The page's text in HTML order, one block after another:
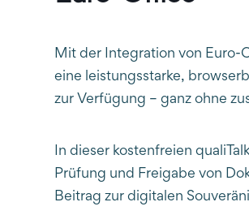
Mit der Integration von Euro-
eine leistungsstarke,
zur Verfügung – ganz ohne
In dieser kostenfreien
Prüfung und Freigabe von
Beitrag zur digitalen